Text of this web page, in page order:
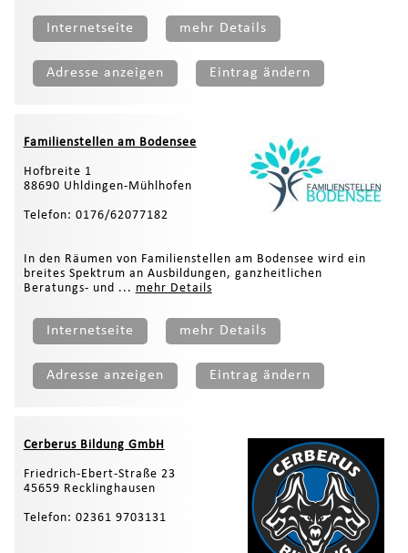
Internetseite mehr Details
Adresse anzeigen Eintrag ändern
Familienstellen am Bodensee
Hofbreite 1
88690 Uhldingen-Mühlhofen
Telefon: 0176/62077182
In den Räumen von Familienstellen am Bodensee wird ein
breites Spektrum an Ausbildungen, ganzheitlichen
Beratungs- und ... mehr Details
Internetseite mehr Details
Adresse anzeigen Eintrag ändern
Cerberus Bildung GmbH
Friedrich-Ebert-Straße 23
45659 Recklinghausen
Telefon: 02361 9703131